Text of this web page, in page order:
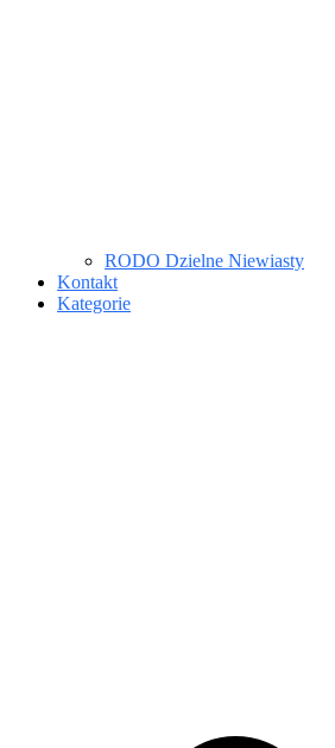
RODO Dzielne Niewiasty
Kontakt
Kategorie